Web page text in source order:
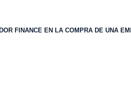
FINANCE EN LA COMPRA DE UNA